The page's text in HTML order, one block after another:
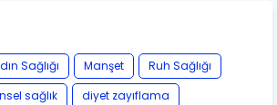
Sağlığı Manşet
Ruh Sağlığı
sağlık
diyet zayıflama